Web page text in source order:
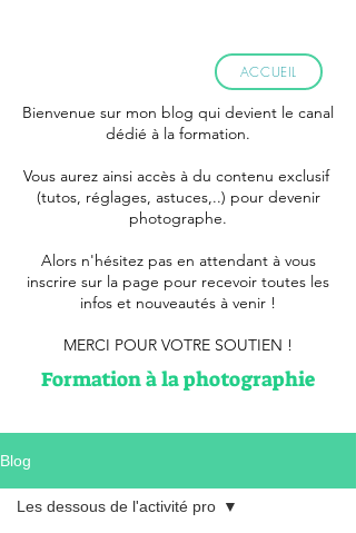
ACCUEIL
Bienvenue sur mon blog qui devient le canal
dédié à la formation.
Vous aurez ainsi accès à du contenu exclusif
(tutos, réglages, astuces,..) pour devenir
photographe.
Alors n'hésitez pas en attendant à vous
inscrire sur la page pour recevoir toutes les
infos et nouveautés à venir !
MERCI POUR VOTRE SOUTIEN !
Formation à la photographie
Blog
Les dessous de l'activité pro